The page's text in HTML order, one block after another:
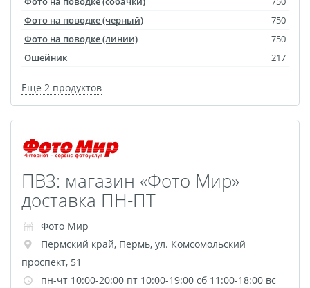
Фотоколлаж
Визитки
Календарь перекидной
Календари настенные с
блоком
(новогод. игрушки)
Письмо от Деда Мороза
Таблички на
автомобиль
Номер на коляску
Конверты
Фото на поводке (черный)
750
Фото на поводке (линии)
750
Ошейник
217
Еще 2 продуктов
ПВЗ: магазин «Фото Мир»
доставка ПН-ПТ
Фото Мир
Пермский край, Пермь, ул. Комсомольский
проспект, 51
пн-чт 10:00-20:00 пт 10:00-19:00 сб 11:00-18:00 вс